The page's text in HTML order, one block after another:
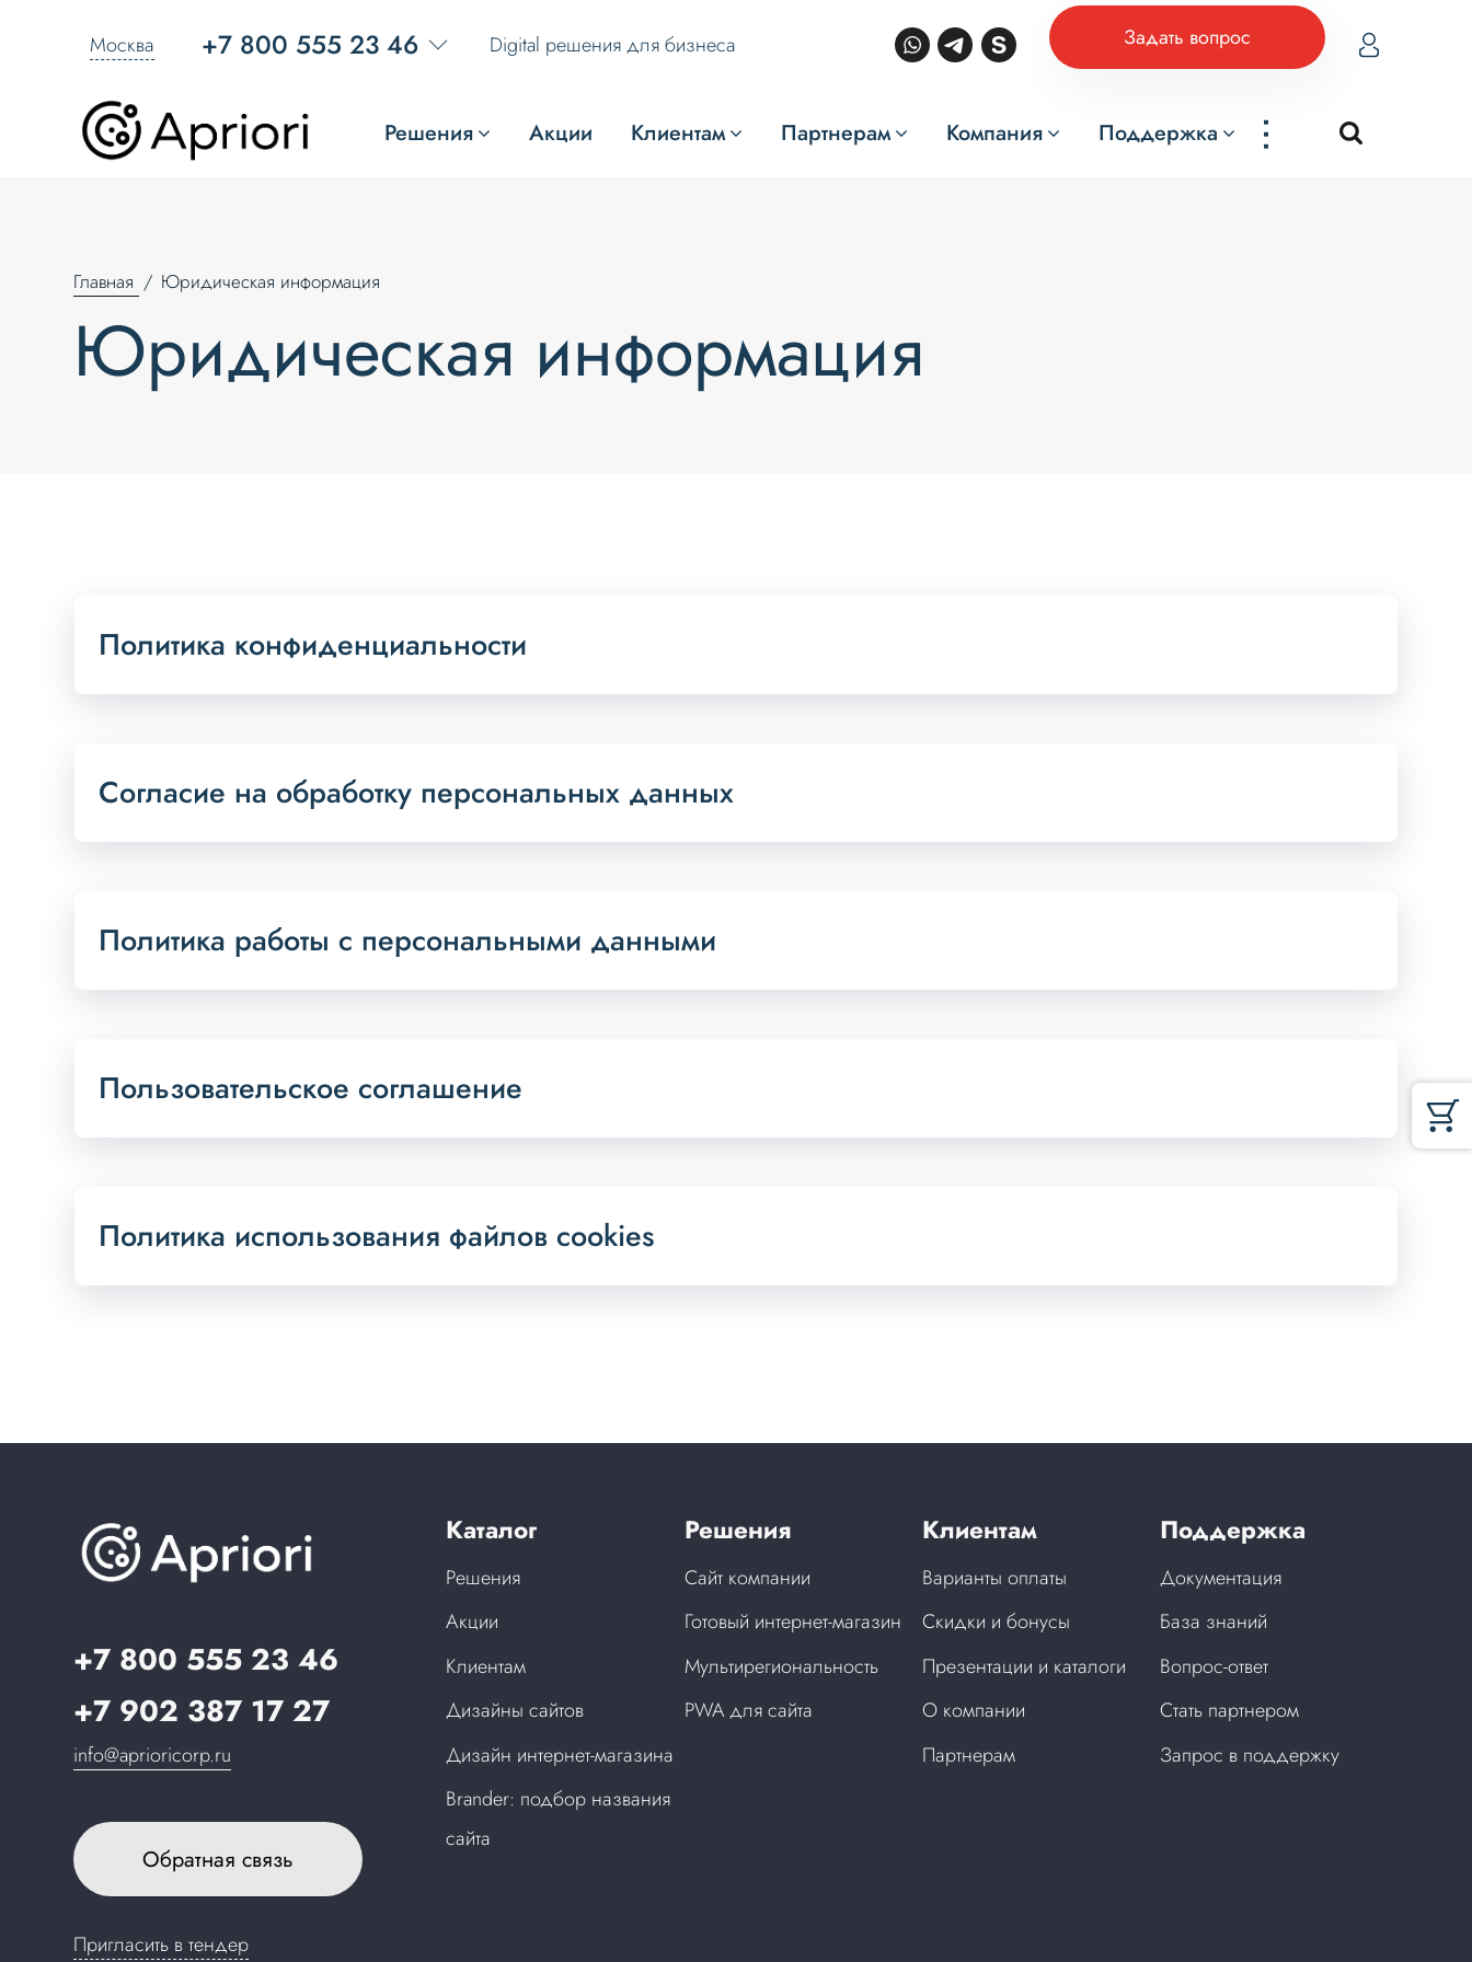
Москва +7 800 555 23 46 Digital решения для бизнеса Задать вопрос
Решения Акции Клиентам Партнерам Компания Поддержка ...
Главная Юридическая информация
Юридическая информация
Политика конфиденциальности
Согласие на обработку персональных данных
Политика работы с персональными данными
Пользовательское соглашение
Политика использования файлов cookies
+7 800 555 23 46
+7 902 387 17 27
info@aprioricorp.ru
Обратная связь
Пригласить в тендер
Каталог
Решения
Акции
Клиентам
Дизайны сайтов
Дизайн интернет-магазина
Brander: подбор названия
сайта
Решения
Сайт компании
Готовый интернет-магазин
Мультирегиональность
PWA для сайта
Клиентам
Варианты оплаты
Скидки и бонусы
Презентации и каталоги
О компании
Партнерам
Поддержка
Документация
База знаний
Вопрос-ответ
Стать партнером
Запрос в поддержку